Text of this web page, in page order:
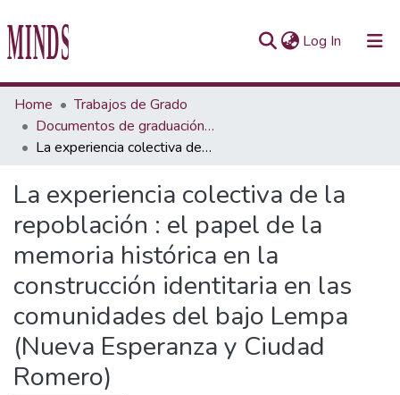
Log In (current)
Communities & Collections
All of Repository UTEC
Home
Trabajos de Grado
Documentos de graduación de pregrados
La experiencia colectiva de la repoblación : el papel de la memoria histórica en la construcción identitaria en las comunidades del bajo Lempa (Nueva Esperanza y Ciudad Romero)
La experiencia colectiva de la
repoblación : el papel de la
memoria histórica en la
construcción identitaria en las
comunidades del bajo Lempa
(Nueva Esperanza y Ciudad
Romero)